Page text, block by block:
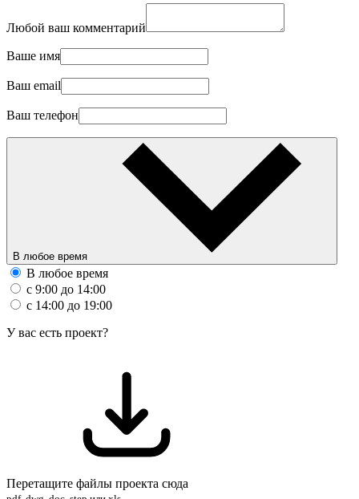
Любой ваш комментарий
Ваше имя
Ваш email
Ваш телефон
В любое время
В любое время
с 9:00 до 14:00
с 14:00 до 19:00
У вас есть проект?
Перетащите файлы проекта сюда